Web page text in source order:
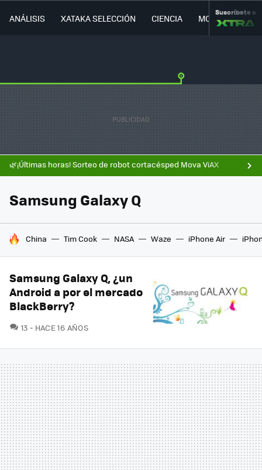
ANÁLISIS XATAKA SELECCIÓN CIENCIA MOVILIDAD
Suscríbete a
🌿¡Últimas horas! Sorteo de robot cortacésped Mova ViAX
Samsung Galaxy Q
HOY SE HABLA DE
China Tim Cook NASA Waze iPhone Air
Samsung Galaxy Q, ¿un
Android a por el mercado
BlackBerry?
13 COMENTARIOS
HACE 16 AÑOS